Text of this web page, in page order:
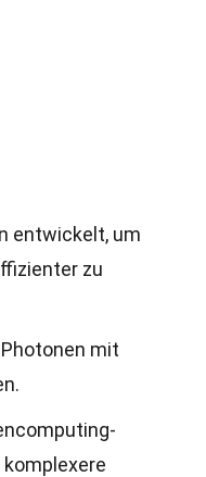
entwickelt, um
zu
mit